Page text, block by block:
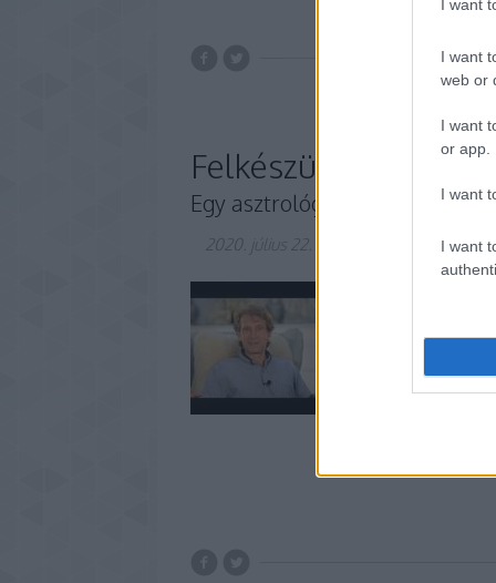
I want
I want
web or
I want
or app.
I want
I want
Felkészülés a
Egy asztrológus nézőpontjából.
2020. július 22.